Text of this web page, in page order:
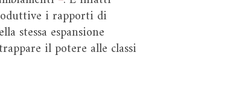
i rapporti di
stessa espansione
il potere alle classi